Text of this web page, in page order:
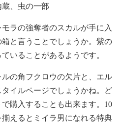
、虫の一部
ラの強奪者のスカルが手に入
と言うことでしょうか。紫の
いることがあるようです。
の角フクロウの欠片と、エル
イルページでしょうかね。ど
購入することも出来ます。10
えるとミイラ男になれる特典